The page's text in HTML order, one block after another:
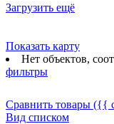
Загрузить ещё
Показать карту
Нет объектов,
фильтры
Сравнить товары ({{
Вид списком